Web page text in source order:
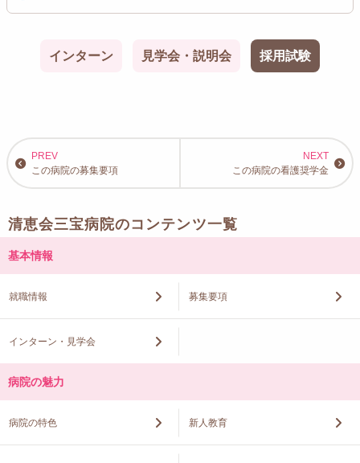
インターン 見学会・説明会 採用試験
この病院の募集要項 この病院の看護奨学金
清恵会三宝病院のコンテンツ一覧
基本情報
就職情報 募集要項
インターン・見学会
病院の魅力
病院の特色 新人教育